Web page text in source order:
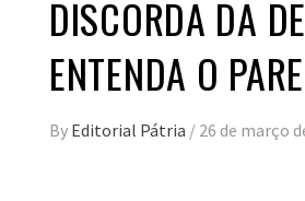
DISCORDA DA
ENTENDA O
By Editorial Pátria / 26 de março